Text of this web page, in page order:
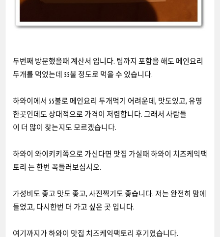
두번째 방문했을때 계산서 입니다. 팁까지 포함을 해도 메인요리
두개를 먹었는데 55불 정도로 먹을 수 있습니다.
하와이에서 55불로 메인요리 두개먹기 어려운데, 맛도있고, 유명
한곳인데도 상대적으로 가격이 저렴합니다. 그래서 사람들
이 더 많이 찾는지도 모르겠습니다.
하와이 와이키키쪽으로 가신다면 맛집 가실때 하와이 치즈케익팩
토리 는 한번 꼭들러보십시오.
가성비도 좋고 맛도 좋고, 사진찍기도 좋습니다. 저는 완전히 맘에
들었고, 다시한번 더 가고 싶은 곳 입니다.
여기까지가 하와이 맛집 치즈케익팩토리 후기였습니다.